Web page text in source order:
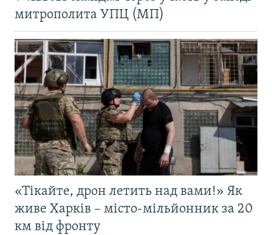
митрополита УПЦ (МП)
«Тікайте, дрон летить над вами!» Як
живе Харків – місто-мільйонник за 20
км від фронту